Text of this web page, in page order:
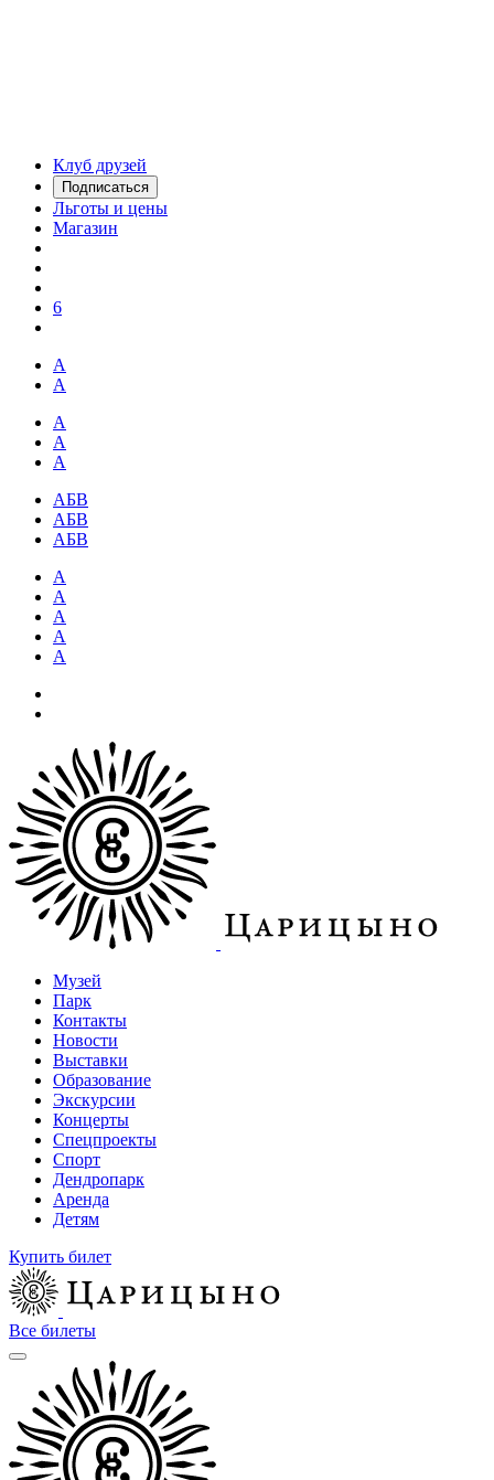
Клуб друзей
Подписаться
Льготы и цены
Магазин
6
А
А
А
А
А
АБВ
АБВ
АБВ
А
А
А
А
А
Музей
Парк
Контакты
Новости
Выставки
Образование
Экскурсии
Концерты
Спецпроекты
Спорт
Дендропарк
Аренда
Детям
Купить билет
Все билеты